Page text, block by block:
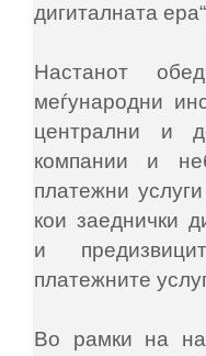
дигиталната
Настанот
меѓународни
централни и
компании и
платежни
кои заеднички
и
платежните
Во рамки на